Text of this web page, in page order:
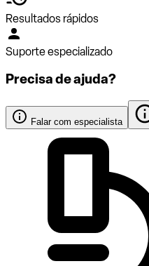
Resultados rápidos
Suporte especializado
Precisa de ajuda?
Falar com especialista